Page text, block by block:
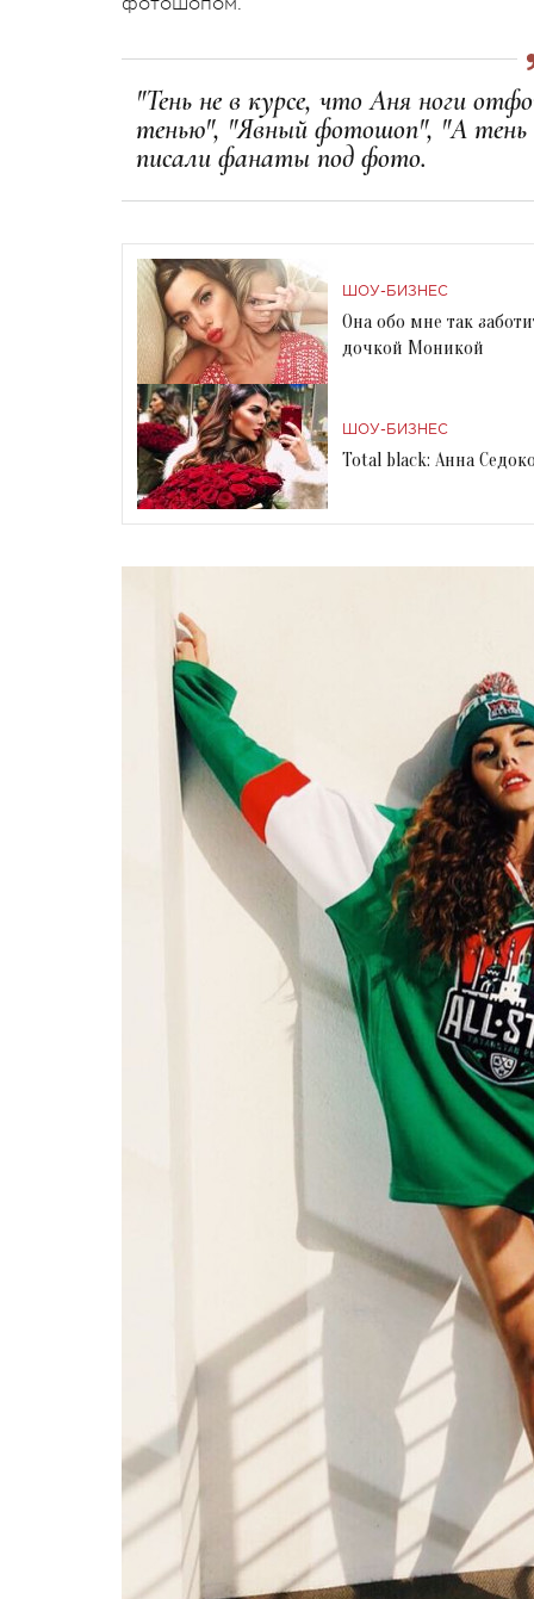
"Тень не в курсе, что Аня ноги
тенью", "Явный фотошоп", "А тень
писали фанаты под фото.
ШОУ-БИЗНЕС
Она обо мне так
дочкой Моникой
ШОУ-БИЗНЕС
Total black: Анна